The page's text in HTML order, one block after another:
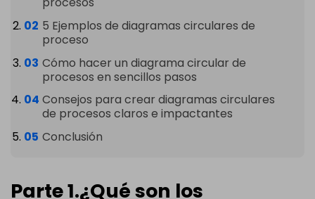
5 Ejemplos de diagramas circulares de
proceso
Cómo hacer un diagrama circular de
procesos en sencillos pasos
Consejos para crear diagramas circulares
de procesos claros e impactantes
Conclusión
Parte 1.¿Qué son los